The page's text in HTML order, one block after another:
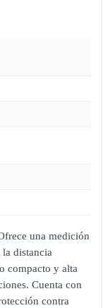
una medición
distancia
compacto y alta
Cuenta con
contra